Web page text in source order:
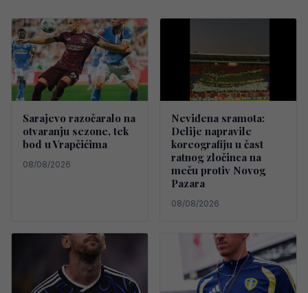
Sarajevo razočaralo na
otvaranju sezone, tek
bod u Vrapčićima
08/08/2026
Neviđena sramota:
Delije napravile
koreografiju u čast
ratnog zločinca na
meču protiv Novog
Pazara
08/08/2026